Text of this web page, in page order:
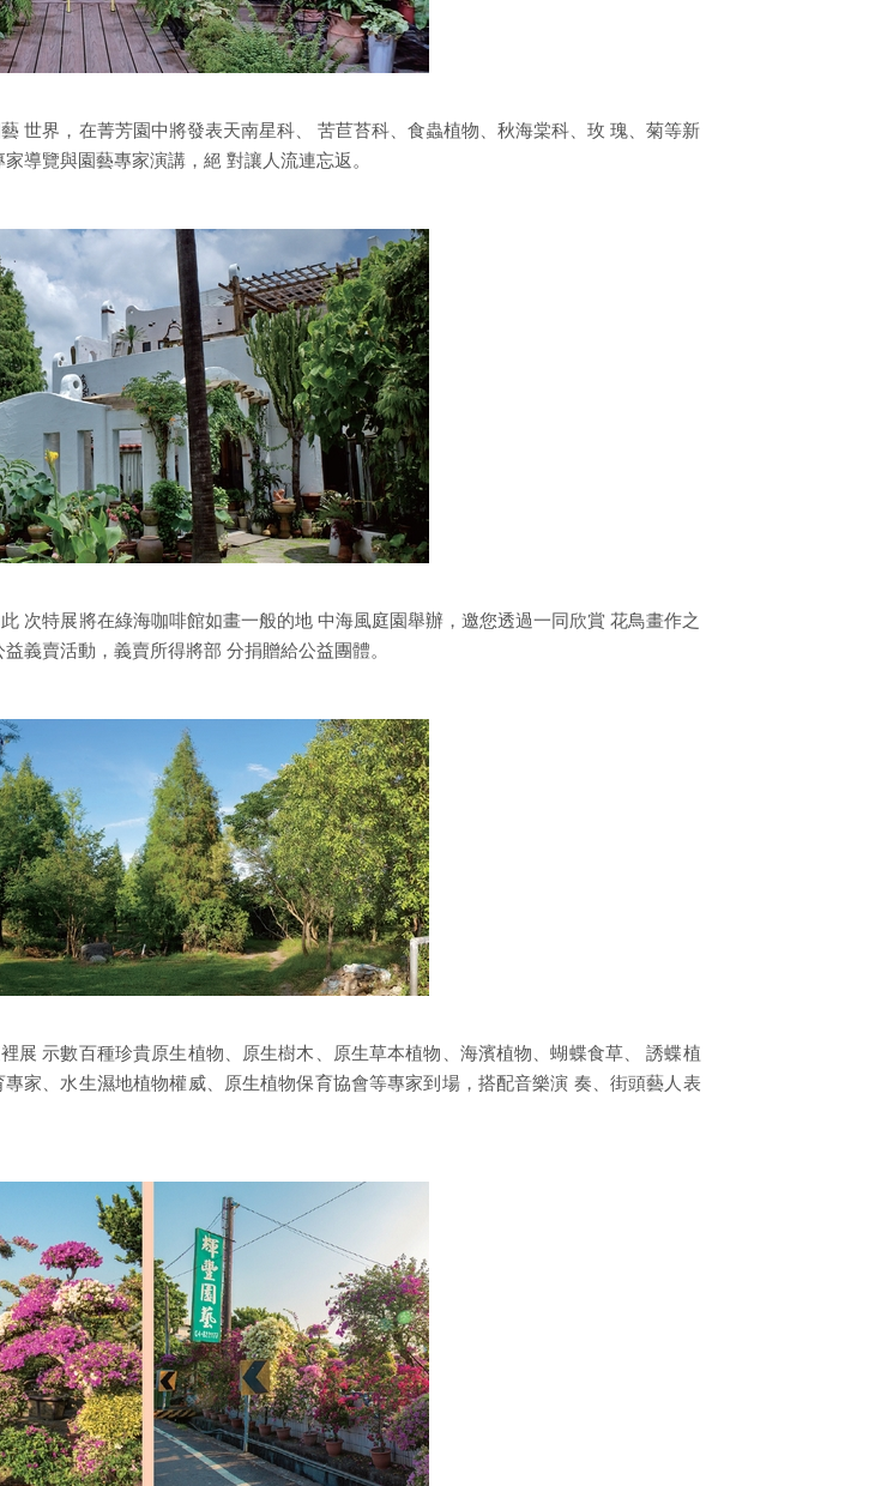
世界，在菁芳園中將發表天南星科、 苦苣苔科、食蟲植物、秋海棠科、玫 瑰、菊等新
導覽與園藝專家演講，絕 對讓人流連忘返。
次特展將在綠海咖啡館如畫一般的地 中海風庭園舉辦，邀您透過一同欣賞 花鳥畫作之
義賣活動，義賣所得將部 分捐贈給公益團體。
展 示數百種珍貴原生植物、原生樹木、原生草本植物、海濱植物、蝴蝶食草、 誘蝶植
家、水生濕地植物權威、原生植物保育協會等專家到場，搭配音樂演 奏、街頭藝人表